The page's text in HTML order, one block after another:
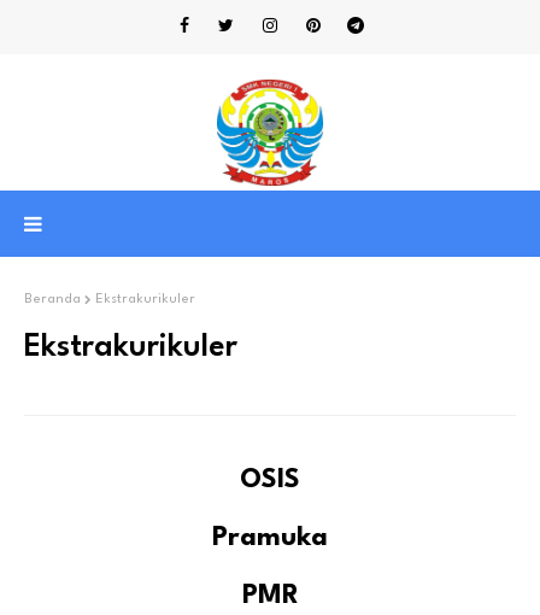
Beranda Ekstrakurikuler
Ekstrakurikuler
OSIS
Pramuka
PMR